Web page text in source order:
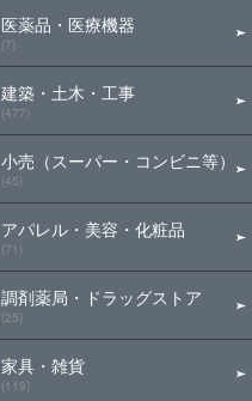
医薬品・医療機器
(7)
建築・土木・工事
(477)
小売（スーパー・コンビニ等）
(45)
アパレル・美容・化粧品
(71)
調剤薬局・ドラッグストア
(25)
家具・雑貨
(119)